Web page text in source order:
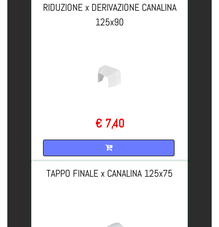
RIDUZIONE x DERIVAZIONE CANALINA
125x90
€ 7,40
TAPPO FINALE x CANALINA 125x75